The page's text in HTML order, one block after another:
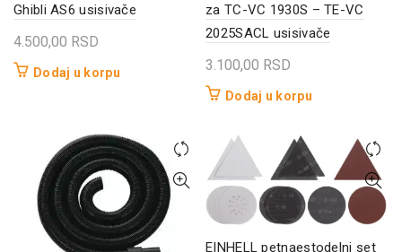
Ghibli AS6 usisivače
4.500,00 RSD
Dodaj u korpu
za TC-VC 1930S – TE-VC
2025SACL usisivače
3.100,00 RSD
Dodaj u korpu
EINHELL petnaestodelni set